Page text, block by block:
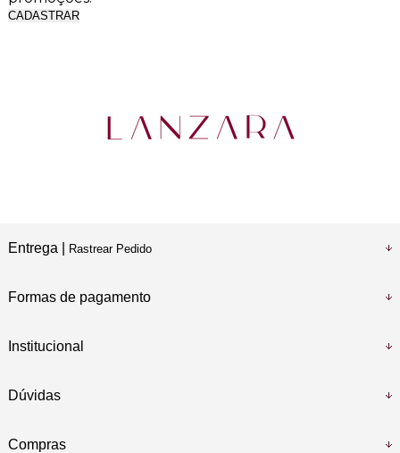
CADASTRAR
Entrega | Rastrear Pedido
Formas de pagamento
Institucional
Dúvidas
Compras